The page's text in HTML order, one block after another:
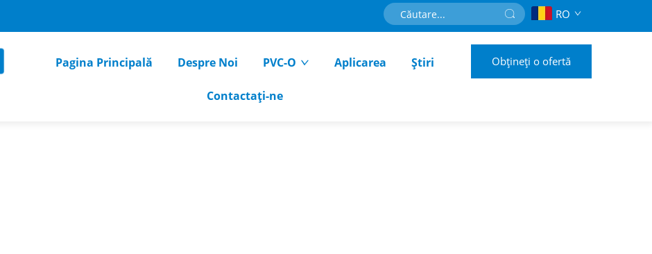
RO
Pagina Principală Despre Noi PVC-O Aplicarea Știri
Contactați-ne
Obțineți o ofertă